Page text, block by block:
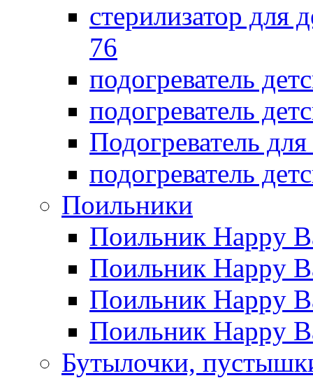
стерилизатор для
76
подогреватель
подогреватель
Подогреватель
подогреватель
Поильники
Поильник Happy
Поильник Happy
Поильник Happy
Поильник Happy
Бутылочки,